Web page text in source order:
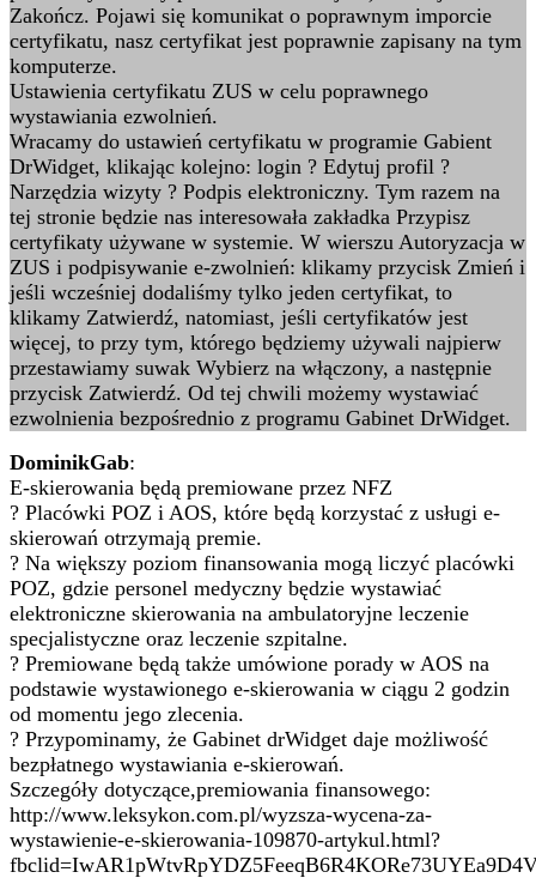
Zakończ. Pojawi się komunikat o poprawnym imporcie
certyfikatu, nasz certyfikat jest poprawnie zapisany na tym
komputerze.
Ustawienia certyfikatu ZUS w celu poprawnego
wystawiania ezwolnień.
Wracamy do ustawień certyfikatu w programie Gabient
DrWidget, klikając kolejno: login ? Edytuj profil ?
Narzędzia wizyty ? Podpis elektroniczny. Tym razem na
tej stronie będzie nas interesowała zakładka Przypisz
certyfikaty używane w systemie. W wierszu Autoryzacja w
ZUS i podpisywanie e-zwolnień: klikamy przycisk Zmień i
jeśli wcześniej dodaliśmy tylko jeden certyfikat, to
klikamy Zatwierdź, natomiast, jeśli certyfikatów jest
więcej, to przy tym, którego będziemy używali najpierw
przestawiamy suwak Wybierz na włączony, a następnie
przycisk Zatwierdź. Od tej chwili możemy wystawiać
ezwolnienia bezpośrednio z programu Gabinet DrWidget.
DominikGab:
E-skierowania będą premiowane przez NFZ
? Placówki POZ i AOS, które będą korzystać z usługi e-
skierowań otrzymają premie.
? Na większy poziom finansowania mogą liczyć placówki
POZ, gdzie personel medyczny będzie wystawiać
elektroniczne skierowania na ambulatoryjne leczenie
specjalistyczne oraz leczenie szpitalne.
? Premiowane będą także umówione porady w AOS na
podstawie wystawionego e-skierowania w ciągu 2 godzin
od momentu jego zlecenia.
? Przypominamy, że Gabinet drWidget daje możliwość
bezpłatnego wystawiania e-skierowań.
Szczegóły dotyczące,premiowania finansowego:
http://www.leksykon.com.pl/wyzsza-wycena-za-
wystawienie-e-skierowania-109870-artykul.html?